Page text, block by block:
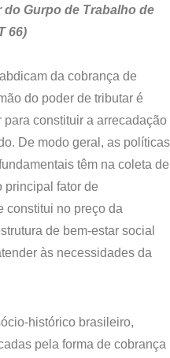
Gurpo de Trabalho de
66)
da cobrança de
do poder de tributar é
para constituir a arrecadação
De modo geral, as políticas
têm na coleta de
principal fator de
constitui no preço da
de bem-estar social
às necessidades da
histórico brasileiro,
pela forma de cobrança